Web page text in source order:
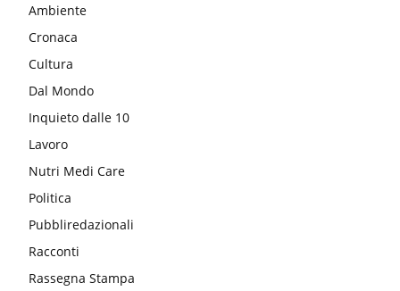
Ambiente
Cronaca
Cultura
Dal Mondo
Inquieto dalle 10
Lavoro
Nutri Medi Care
Politica
Pubbliredazionali
Racconti
Rassegna Stampa